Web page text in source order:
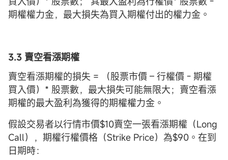
期權權力金，最大損失為買入期權付出的權力金。
3.3 賣空看漲期權
賣空看漲期權的損失 = （股票市價 – 行權價 - 期權
買入價）* 股票數，最大損失可能無限大；賣空看漲
期權的最大盈利為獲得的期權權力金。
假設交易者以行情市價$10賣空一張看漲期權（Long
Call），期權行權價格（Strike Price）為$90。在到
日期時：